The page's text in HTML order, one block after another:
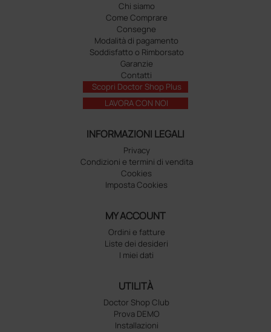
Chi siamo
Come Comprare
Consegne
Modalità di pagamento
Soddisfatto o Rimborsato
Garanzie
Contatti
Scopri Doctor Shop Plus
LAVORA CON NOI
INFORMAZIONI LEGALI
Privacy
Condizioni e termini di vendita
Cookies
Imposta Cookies
MY ACCOUNT
Ordini e fatture
Liste dei desideri
I miei dati
UTILITÀ
Doctor Shop Club
Prova DEMO
Installazioni